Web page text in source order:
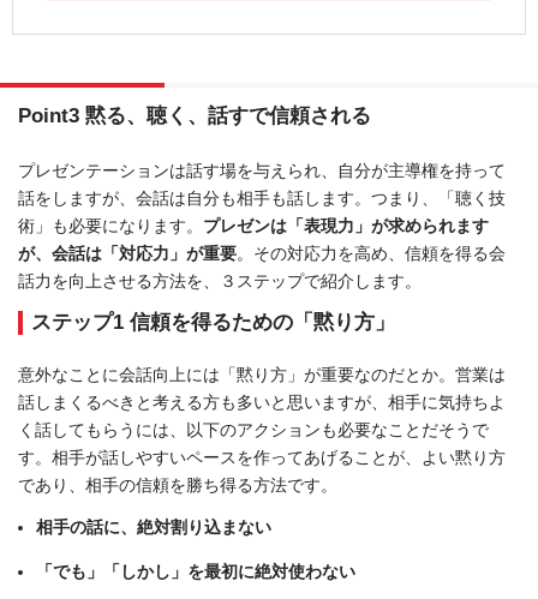
Point3 黙る、聴く、話すで信頼される
プレゼンテーションは話す場を与えられ、自分が主導権を持って
話をしますが、会話は自分も相手も話します。つまり、「聴く技
術」も必要になります。 プレゼンは「表現力」が求められます
が、会話は「対応力」が重要。その対応力を高め、信頼を得る会
話力を向上させる方法を、３ステップで紹介します。
ステップ1 信頼を得るための「黙り方」
意外なことに会話向上には「黙り方」が重要なのだとか。営業は
話しまくるべきと考える方も多いと思いますが、相手に気持ちよ
く話してもらうには、以下のアクションも必要なことだそうで
す。相手が話しやすいペースを作ってあげることが、よい黙り方
であり、相手の信頼を勝ち得る方法です。
相手の話に、絶対割り込まない
「でも」「しかし」を最初に絶対使わない